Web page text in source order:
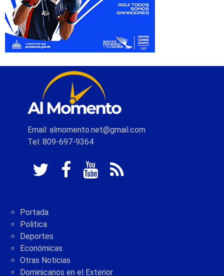
Email: almomento.net@gmail.com
Tel: 809-697-9364
Portada
Politica
Deportes
Económicas
Otras Noticias
Dominicanos en el Exterior